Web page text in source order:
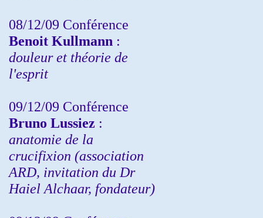
08/12/09 Conférence
Benoit Kullmann :
douleur et théorie de
l'esprit
09/12/09 Conférence
Bruno Lussiez :
anatomie de la
crucifixion (association
ARD, invitation du Dr
Haiel Alchaar, fondateur)